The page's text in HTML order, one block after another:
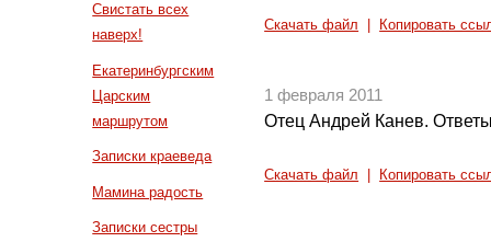
Свистать всех
наверх!
Екатеринбургским
Царским
маршрутом
Записки краеведа
Мамина радость
Записки сестры
Скачать файл Копировать
1 февраля 2011
Отец Андрей Канев.
Скачать файл Копировать